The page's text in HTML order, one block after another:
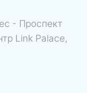
- Проспект
Link Palace,